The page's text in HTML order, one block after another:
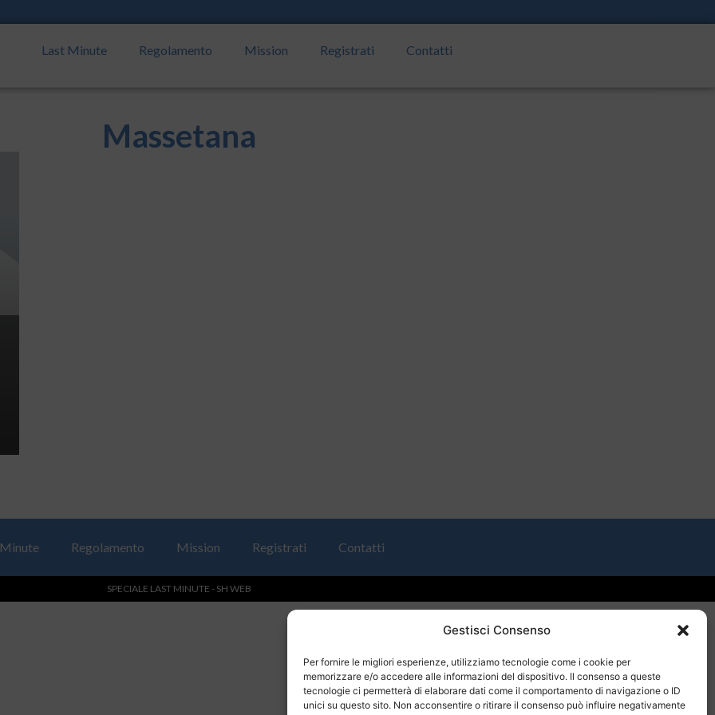
Gestisci Consenso
Per fornire le migliori esperienze, utilizziamo tecnologie come i cookie per
memorizzare e/o accedere alle informazioni del dispositivo. Il consenso a queste
tecnologie ci permetterà di elaborare dati come il comportamento di navigazione o ID
unici su questo sito. Non acconsentire o ritirare il consenso può influire negativamente
Last Minute Regolamento Mission Registrati Contatti
Massetana
Regolamento Mission Registrati Contatti
SPECIALE LAST MINUTE - SH WEB